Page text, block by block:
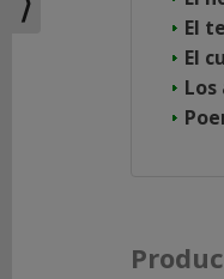
SOCIALES
El
El
Los